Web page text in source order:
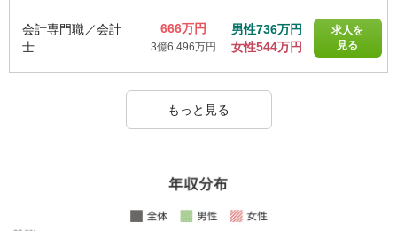
会計専門職／会計
士
666万円
3億6,496万円
男性736万円
女性544万円
求人を
見る
もっと見る